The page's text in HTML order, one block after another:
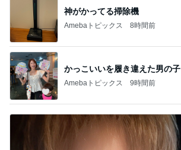
神がかってる掃除機
Amebaトピックス 8時間前
かっこいいを履き違えた男の子
Amebaトピックス 9時間前